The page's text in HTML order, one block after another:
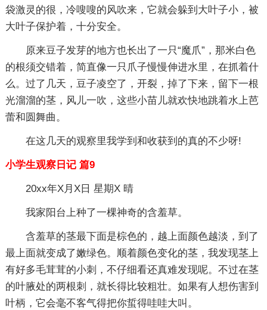
袋激灵的很，冷嗖嗖的风吹来，它就会躲到大叶子小，被
大叶子保护着，十分安全。
原来豆子发芽的地方也长出了一只“魔爪”，那米白色
的根须交错着，简直像一只爪子慢慢伸进水里，在抓着什
么。过了几天，豆子凌空了，开裂，掉了下来，留下一根
光溜溜的茎，风儿一吹，这些小苗儿就欢快地跳着水上芭
蕾和圆舞曲。
在这几天的观察里我学到和收获到的真的不少呀!
小学生观察日记 篇9
20xx年X月X日 星期X 晴
我家阳台上种了一棵神奇的含羞草。
含羞草的茎最下面是棕色的，越上面颜色越淡，到了
最上面就变成了嫩绿色。顺着颜色变化的茎，我发现茎上
有好多毛茸茸的小刺，不仔细看还真难发现呢。不过在茎
的叶腋处的两根刺，就长得比较粗壮。如果有人想伤害到
叶柄，它会毫不客气得把你蜇得哇哇大叫。